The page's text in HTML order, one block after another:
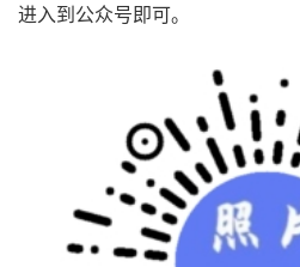
进入到公众号即可。